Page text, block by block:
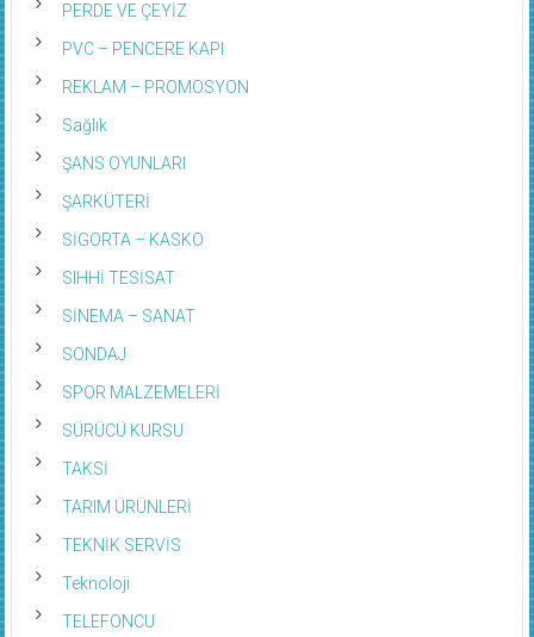
PERDE VE ÇEYİZ
PVC – PENCERE KAPI
REKLAM – PROMOSYON
Sağlık
ŞANS OYUNLARI
ŞARKÜTERİ
SİGORTA – KASKO
SIHHİ TESİSAT
SİNEMA – SANAT
SONDAJ
SPOR MALZEMELERİ
SÜRÜCÜ KURSU
TAKSİ
TARIM ÜRÜNLERİ
TEKNİK SERVİS
Teknoloji
TELEFONCU